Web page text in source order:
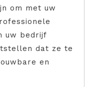
om met uw
uw bedrijf
dat ze te
en